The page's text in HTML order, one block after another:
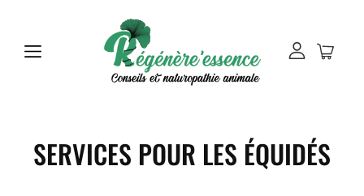
SERVICES POUR LES ÉQUIDÉS